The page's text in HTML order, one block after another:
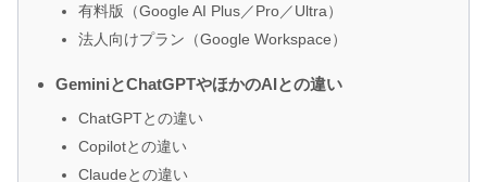
有料版（Google AI Plus／Pro／Ultra）
法人向けプラン（Google Workspace）
GeminiとChatGPTやほかのAIとの違い
ChatGPTとの違い
Copilotとの違い
Claudeとの違い